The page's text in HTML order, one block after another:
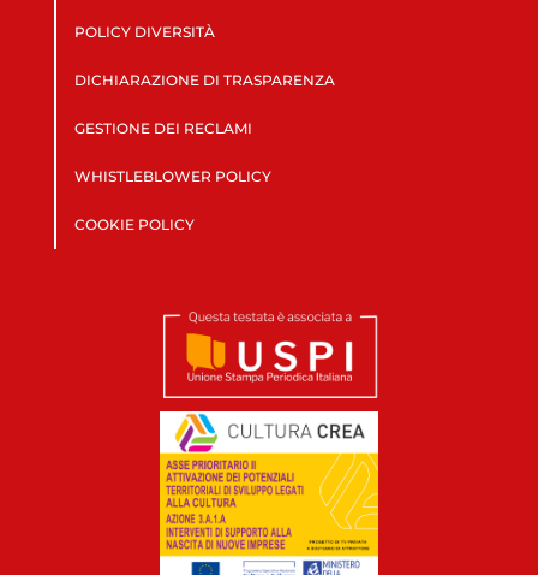
POLICY DIVERSITÀ
DICHIARAZIONE DI TRASPARENZA
GESTIONE DEI RECLAMI
WHISTLEBLOWER POLICY
COOKIE POLICY